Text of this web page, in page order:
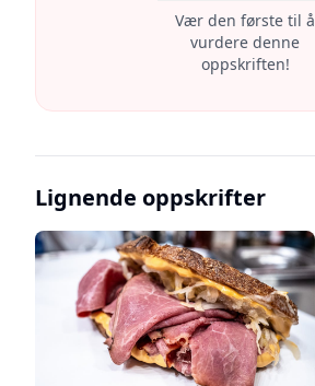
Vær den første til å
vurdere denne
oppskriften!
Lignende oppskrifter